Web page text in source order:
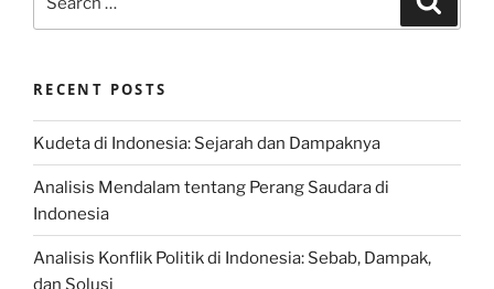
RECENT POSTS
Kudeta di Indonesia: Sejarah dan Dampaknya
Analisis Mendalam tentang Perang Saudara di
Indonesia
Analisis Konflik Politik di Indonesia: Sebab, Dampak,
dan Solusi